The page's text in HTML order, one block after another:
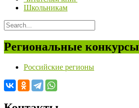
Школьникам
Региональные конкурсы
Российские регионы